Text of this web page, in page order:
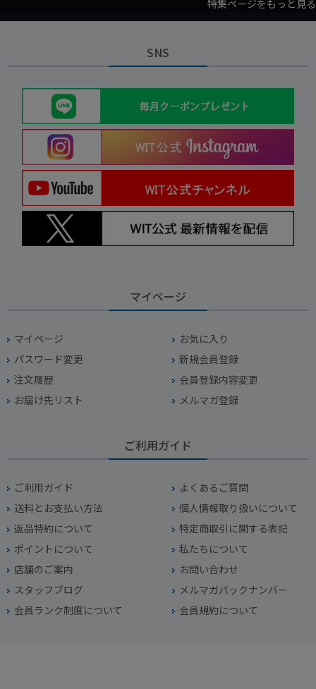
特集ページをもっと見る
SNS
マイページ
マイページ
お気に入り
パスワード変更
新規会員登録
注文履歴
会員登録内容変更
お届け先リスト
メルマガ登録
ご利用ガイド
ご利用ガイド
よくあるご質問
送料とお支払い方法
個人情報取り扱いについて
返品特約について
特定商取引に関する表記
ポイントについて
私たちについて
店舗のご案内
お問い合わせ
スタッフブログ
メルマガバックナンバー
会員ランク制度について
会員規約について